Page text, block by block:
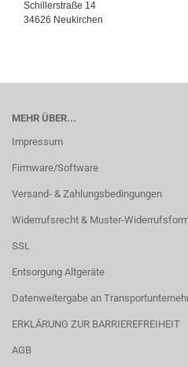
Schillerstraße 14
34626 Neukirchen
MEHR ÜBER...
Impressum
Firmware/Software
Versand- & Zahlungsbedingungen
Widerrufsrecht & Muster-
SSL
Entsorgung Altgeräte
Datenweitergabe an
ERKLÄRUNG ZUR BARRIEREFREIHEIT
AGB